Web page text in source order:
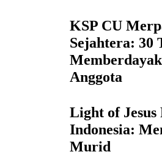
KSP CU
Sejahtera: 30
Anggota
Light of
Indonesia:
Murid